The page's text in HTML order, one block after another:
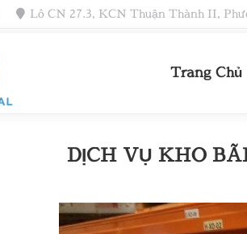
Lô CN 27.3, KCN Thuận Thành II,
Trang Chủ
DỊCH VỤ KHO